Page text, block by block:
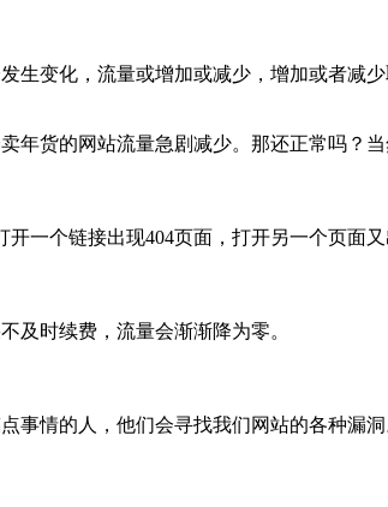
生变化，流量或增加或减少，增加或者减
年货的网站流量急剧减少。那还正常吗？当
一个链接出现404页面，打开另一个页面
及时续费，流量会渐渐降为零。
事情的人，他们会寻找我们网站的各种漏